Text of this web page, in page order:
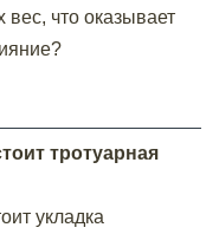
вес, что оказывает
тротуарная
укладка